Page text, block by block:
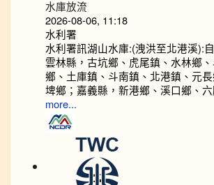
水庫放流
2026-08-06, 11:18
水利署
水利署訊湖山水庫:(洩洪至北港溪):
雲林縣，古坑鄉、虎尾鎮、水林鄉
鄉、土庫鎮、斗南鎮、北港鎮、元
埤鄉；嘉義縣，新港鄉、溪口鄉、
more...